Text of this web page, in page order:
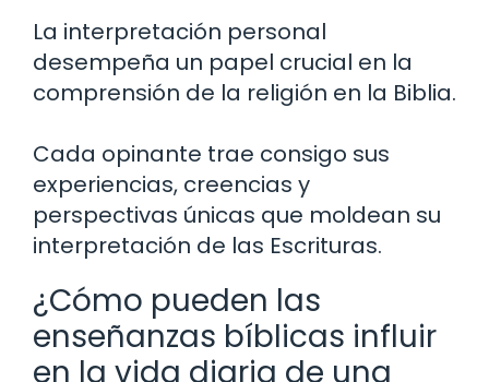
La interpretación personal
desempeña un papel crucial en la
comprensión de la religión en la Biblia.
Cada opinante trae consigo sus
experiencias, creencias y
perspectivas únicas que moldean su
interpretación de las Escrituras.
¿Cómo pueden las
enseñanzas bíblicas influir
en la vida diaria de una